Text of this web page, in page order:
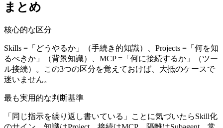
まとめ
核心的な区分
Skills =「どうやるか」（手続き的知識）、Projects =「何を知
るべきか」（背景知識）、MCP =「何に接続するか」（ツー
ル接続）。この3つの区分を覚えておけば、大抵のケースで
迷いません。
最も実用的な判断基準
「同じ指示を繰り返し書いている」ことに気づいたらSkill化